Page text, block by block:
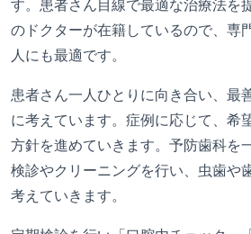
す。患者さん目線で最適な治療法を
のドクターが在籍しているので、専
人にも最適です。
患者さん一人ひとりに向き合い、最
に考えています。症例に応じて、希
方針を進めていきます。予防歯科を
検診やクリーニングを行い、虫歯や
考えていきます。